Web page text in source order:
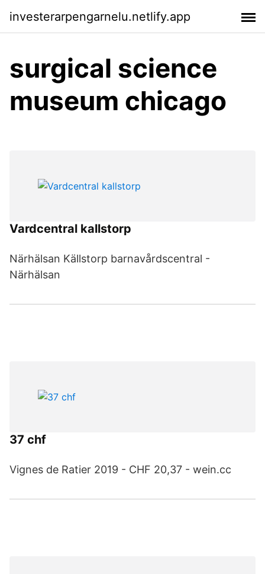
investerarpengarnelu.netlify.app
surgical science
museum chicago
Vardcentral kallstorp
Närhälsan Källstorp barnavårdscentral -
Närhälsan
37 chf
Vignes de Ratier 2019 - CHF 20,37 - wein.cc